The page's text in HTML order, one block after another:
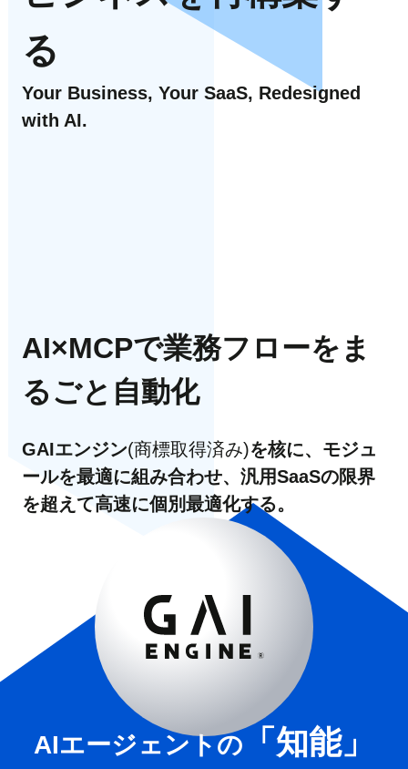
る
Your Business, Your SaaS, Redesigned
with AI.
AI×MCPで業務フローをま
るごと自動化
GAIエンジン(商標取得済み)を核に、モジュ
ールを最適に組み合わせ、 汎用SaaSの限界
を超えて高速に個別最適化する。
AIエージェントの 「知能」